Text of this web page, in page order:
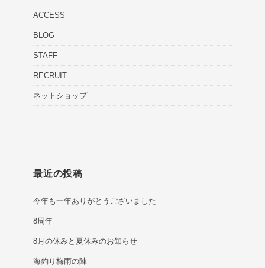
ACCESS
BLOG
STAFF
RECRUIT
ネットショップ
最近の投稿
今年も一年ありがとうございました
8周年
8月の休みと夏休みのお知らせ
海釣り梅雨の陣